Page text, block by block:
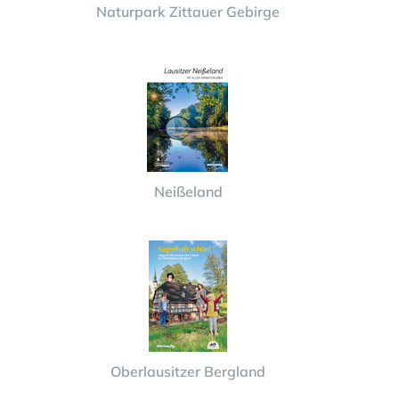
Naturpark Zittauer Gebirge
Neißeland
Oberlausitzer Bergland